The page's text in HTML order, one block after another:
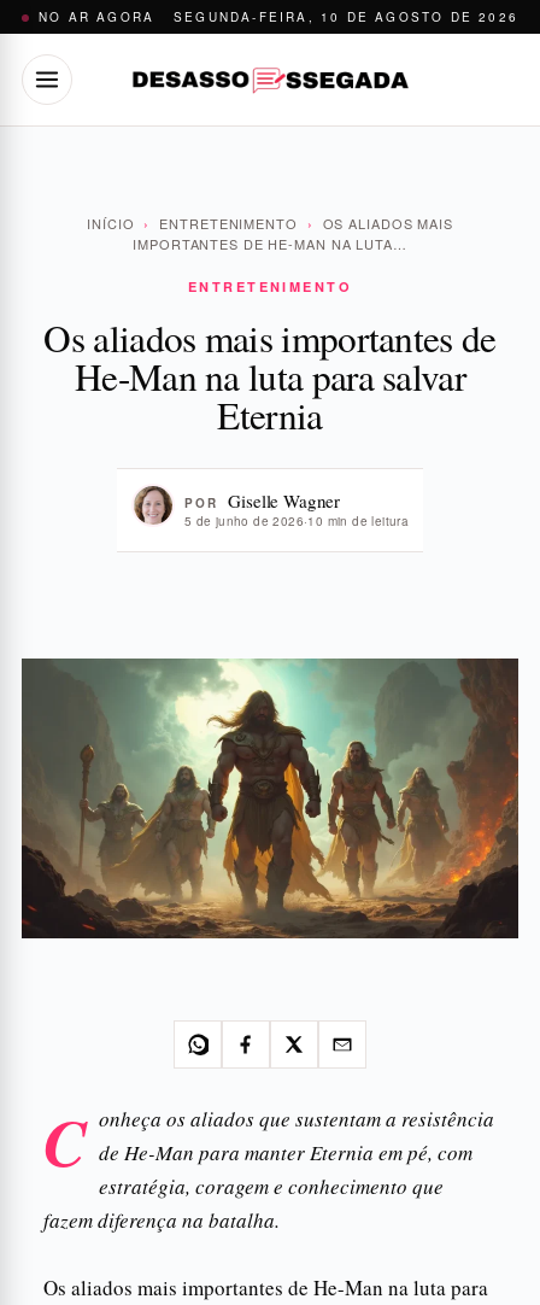
Pular
conteúdo
NO AR AGORA SEGUNDA-FEIRA, 10 DE AGOSTO DE 2026
INÍCIO › ENTRETENIMENTO ›
OS ALIADOS MAIS
IMPORTANTES DE HE-MAN NA LUTA…
ENTRETENIMENTO
Os aliados mais importantes de
He-Man na luta para salvar
Eternia
POR Giselle Wagner
5 de junho de 2026·10 min de leitura
C onheça os aliados que sustentam a resistência
de He-Man para manter Eternia em pé, com
estratégia, coragem e conhecimento que
fazem diferença na batalha.
Os aliados mais importantes de He-Man na luta para